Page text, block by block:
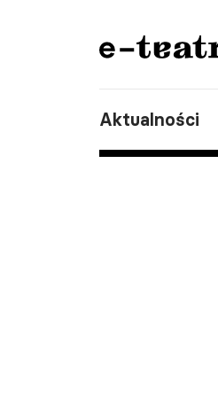
Aktualności